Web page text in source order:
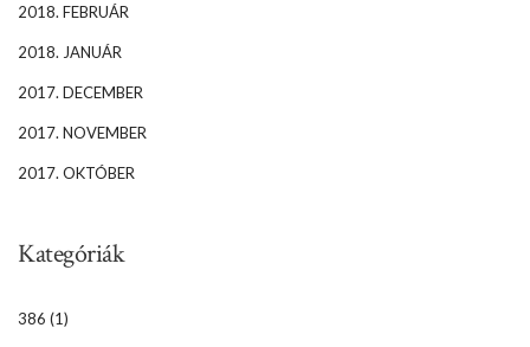
2018. FEBRUÁR
2018. JANUÁR
2017. DECEMBER
2017. NOVEMBER
2017. OKTÓBER
Kategóriák
386 (1)